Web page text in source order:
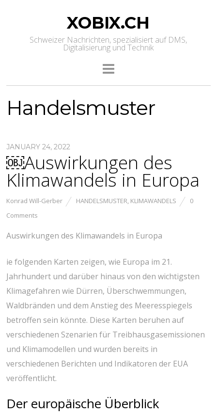
XOBIX.CH
Schweizer Nachrichten, spezialisiert auf DMS,
Digitalisierung und Technik
Handelsmuster
JANUARY 24, 2022
￼Auswirkungen des
Klimawandels in Europa
Konrad Will-Gerber HANDELSMUSTER, KLIMAWANDELS
0
Comments
Auswirkungen des Klimawandels in Europa
ie folgenden Karten zeigen, wie Europa im 21.
Jahrhundert und darüber hinaus von den wichtigsten
Klimagefahren wie Dürren, Überschwemmungen,
Waldbränden und dem Anstieg des Meeresspiegels
betroffen sein könnte. Diese Karten beruhen auf
verschiedenen Szenarien für Treibhausgasemissionen
und Klimamodellen und wurden bereits in
verschiedenen Berichten und Indikatoren der EUA
veröffentlicht.
Der europäische Überblick